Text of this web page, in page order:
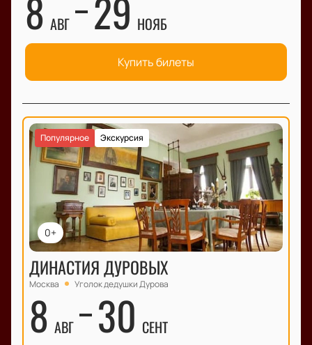
8 АВГ 29 НОЯБ
Купить билеты
0+
Экскурсия
Популярное
ДИНАСТИЯ ДУРОВЫХ
Москва Уголок дедушки Дурова
8 АВГ 30 СЕНТ